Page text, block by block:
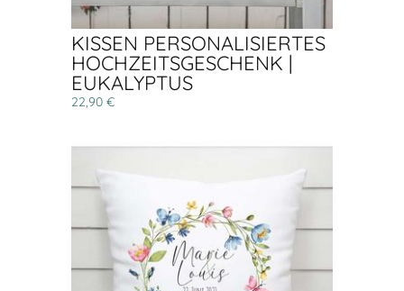
KISSEN PERSONALISIERTES
HOCHZEITSGESCHENK |
EUKALYPTUS
22,90 €